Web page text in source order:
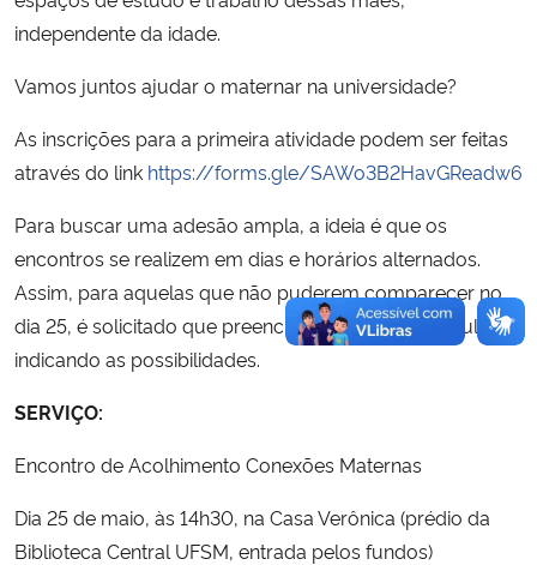
independente da idade.
Vamos juntos ajudar o maternar na universidade?
As inscrições para a primeira atividade podem ser feitas
através do link https://forms.gle/SAWo3B2HavGReadw6
Para buscar uma adesão ampla, a ideia é que os
encontros se realizem em dias e horários alternados.
Assim, para aquelas que não puderem comparecer no
dia 25, é solicitado que preencham o mesmo formulário
indicando as possibilidades.
SERVIÇO:
Encontro de Acolhimento Conexões Maternas
Dia 25 de maio, às 14h30, na Casa Verônica (prédio da
Biblioteca Central UFSM, entrada pelos fundos)